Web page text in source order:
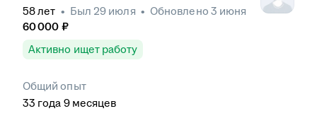
58лет • Был 29 июля • Обновлено 3 июня
60 000 ₽
Активно ищет работу
Общий опыт
33 года 9 месяцев